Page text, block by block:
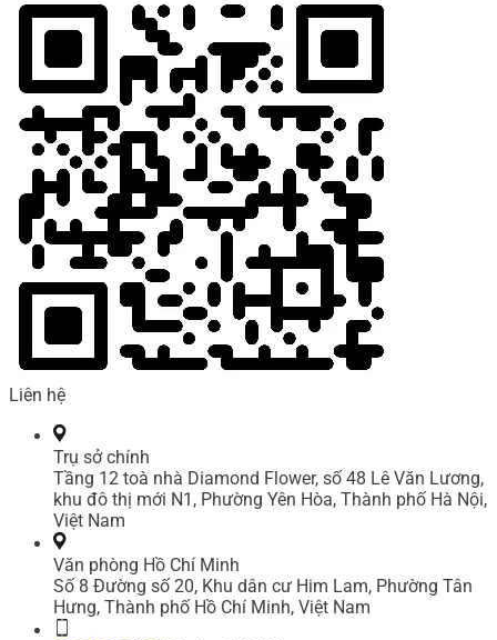
Liên hệ
Trụ sở chính
Tầng 12 toà nhà Diamond Flower, số 48 Lê Văn Lương,
khu đô thị mới N1, Phường Yên Hòa, Thành phố Hà Nội,
Việt Nam
Văn phòng Hồ Chí Minh
Số 8 Đường số 20, Khu dân cư Him Lam, Phường Tân
Hưng, Thành phố Hồ Chí Minh, Việt Nam